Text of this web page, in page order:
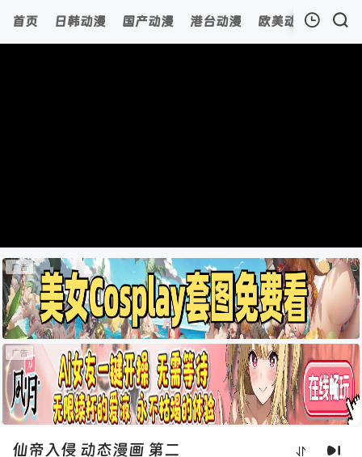
首页 日韩动漫 国产动漫 港台动漫 欧美动漫 动漫
仙帝入侵 动态漫画 第二